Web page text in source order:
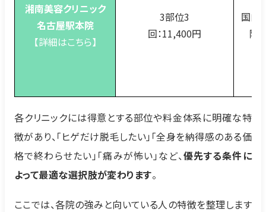
湘南美容クリニック
名古屋駅本院
【詳細はこちら】
3部位3
回：11,400円
国内
院
各クリニックには得意とする部位や料金体系に明確な特
徴があり、「ヒゲだけ脱毛したい」「全身を納得感のある価
格で終わらせたい」「痛みが怖い」など、優先する条件に
よって最適な選択肢が変わります。
ここでは、各院の強みと向いている人の特徴を整理します